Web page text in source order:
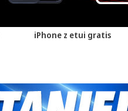
iPhone z etui gratis